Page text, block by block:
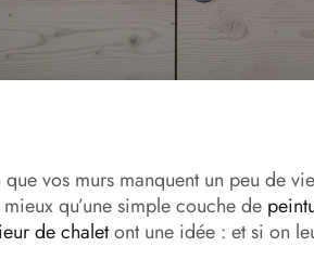
vos murs manquent un peu de
qu’une simple couche de
de chaletont une idée : et si on